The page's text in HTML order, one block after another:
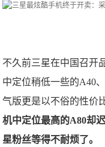
不久前三星在中国召开
中定位稍低一些的A40
气版更是以不俗的性价
机中定位最高的A80却
星粉丝等得不耐烦了。